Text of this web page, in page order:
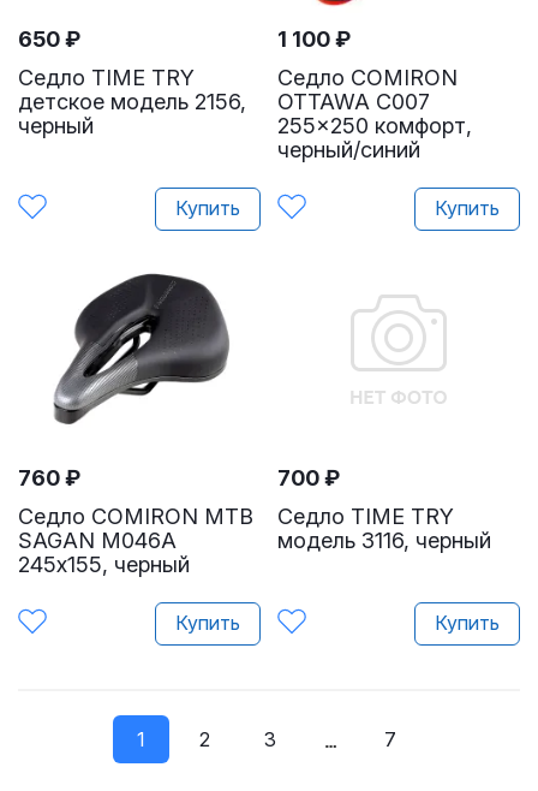
Седло TIME TRY
детское модель 2156,
черный
650₽
Купить
Седло COMIRON
OTTAWA C007
255x250 комфорт,
черный/синий
1 100₽
Купить
Седло COMIRON MTB
SAGAN M046A
245х155, черный
760₽
Купить
Седло TIME TRY
модель 3116, черный
700₽
Купить
1 2 3 7